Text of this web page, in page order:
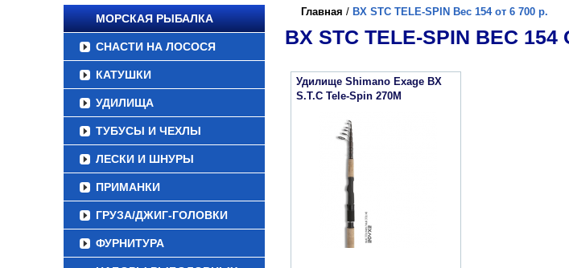
МОРСКАЯ РЫБАЛКА
СНАСТИ НА ЛОСОСЯ
КАТУШКИ
УДИЛИЩА
ТУБУСЫ И ЧЕХЛЫ
ЛЕСКИ И ШНУРЫ
ПРИМАНКИ
ГРУЗА/ДЖИГ-ГОЛОВКИ
ФУРНИТУРА
Главная / BX STC TELE-SPIN Вес 154 от 6 700 р.
BX STC TELE-SPIN ВЕС 154
Удилище Shimano Exage BX
S.T.C Tele-Spin 270M